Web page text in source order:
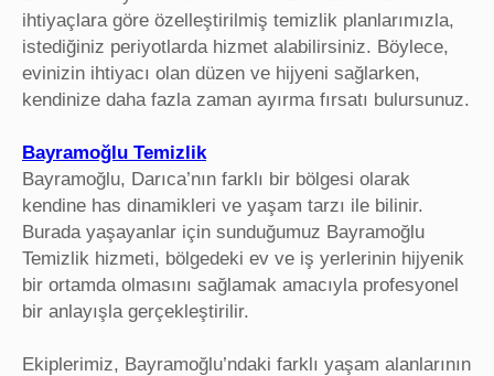
ihtiyaçlara göre özelleştirilmiş temizlik planlarımızla,
istediğiniz periyotlarda hizmet alabilirsiniz. Böylece,
evinizin ihtiyacı olan düzen ve hijyeni sağlarken,
kendinize daha fazla zaman ayırma fırsatı bulursunuz.
Bayramoğlu Temizlik
Bayramoğlu, Darıca’nın farklı bir bölgesi olarak
kendine has dinamikleri ve yaşam tarzı ile bilinir.
Burada yaşayanlar için sunduğumuz Bayramoğlu
Temizlik hizmeti, bölgedeki ev ve iş yerlerinin hijyenik
bir ortamda olmasını sağlamak amacıyla profesyonel
bir anlayışla gerçekleştirilir.
Ekiplerimiz, Bayramoğlu’ndaki farklı yaşam alanlarının